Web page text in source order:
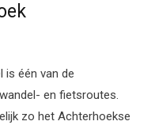
één van de
en fietsroutes.
zo het Achterhoekse